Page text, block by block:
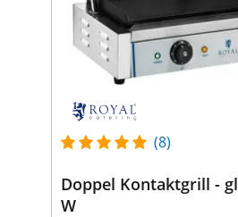
(8)
Doppel Kontaktgrill -
W